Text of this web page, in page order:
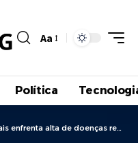
Aa
Política
respiratórias no início do inverno e reforça alerta na rede pública de saúde